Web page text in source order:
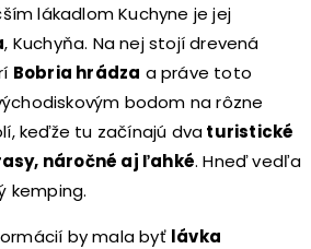
lákadlom Kuchyne je jej
, Kuchyňa. Na nej stojí drevená
Bobria hrádza a práve toto
bodom na rôzne
keďže tu začínajú dvaturistické
náročné aj ľahké. Hneď vedľa
kemping.
by mala byť lávka